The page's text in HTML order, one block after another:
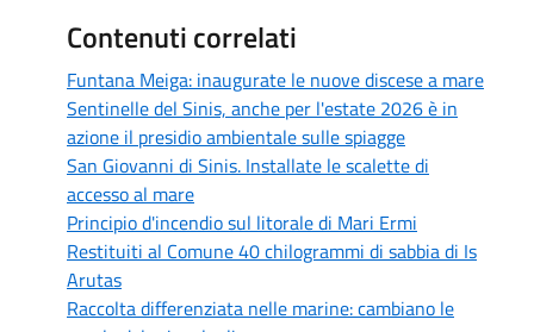
Contenuti correlati
Funtana Meiga: inaugurate le nuove discese a mare
Sentinelle del Sinis, anche per l'estate 2026 è in
azione il presidio ambientale sulle spiagge
San Giovanni di Sinis. Installate le scalette di
accesso al mare
Principio d'incendio sul litorale di Mari Ermi
Restituiti al Comune 40 chilogrammi di sabbia di Is
Arutas
Raccolta differenziata nelle marine: cambiano le